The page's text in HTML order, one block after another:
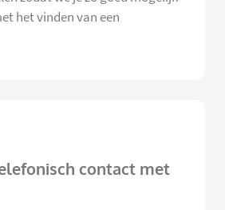
het vinden van een
contact met